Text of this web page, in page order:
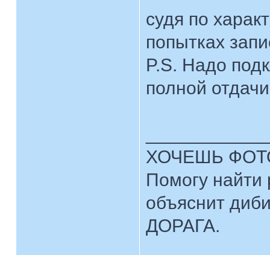
судя по
попытках
P.S. Надо
полной
ХОЧЕШЬ
Помогу найти
объяснит
ДОРАГА.